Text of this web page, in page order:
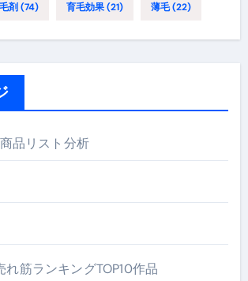
剤 (74) 育毛効果(21) 薄毛(22)
品リスト分析
れ筋ランキングTOP10作品